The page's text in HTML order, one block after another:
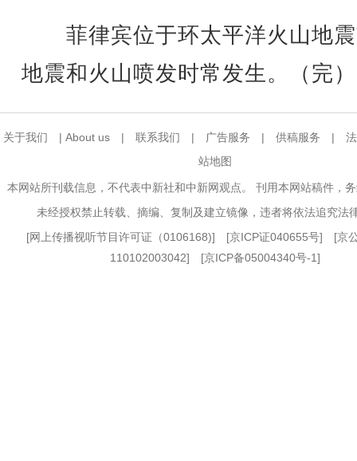
菲律宾位于环太平洋火山地
地震和火山喷发时常发生。（完）
关于我们 | About us | 联系我们 | 广告服务 | 供稿服务 |
站地图
本网站所刊载信息，不代表中新社和中新网观点。 刊用本网站稿件，
未经授权禁止转载、摘编、复制及建立镜像，违者将依法追究法
[网上传播视听节目许可证（0106168)] [京ICP证040655号] [京
110102003042] [京ICP备05004340号-1]